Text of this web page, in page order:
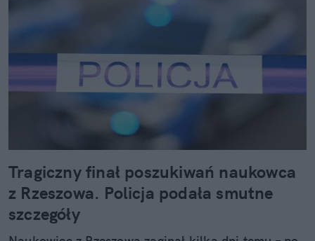
Tragiczny finał poszukiwań naukowca
z Rzeszowa. Policja podała smutne
szczegóły